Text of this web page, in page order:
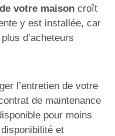
votre maison croît
y est installée, car
d’acheteurs
l’entretien de votre
de maintenance
pour moins
et